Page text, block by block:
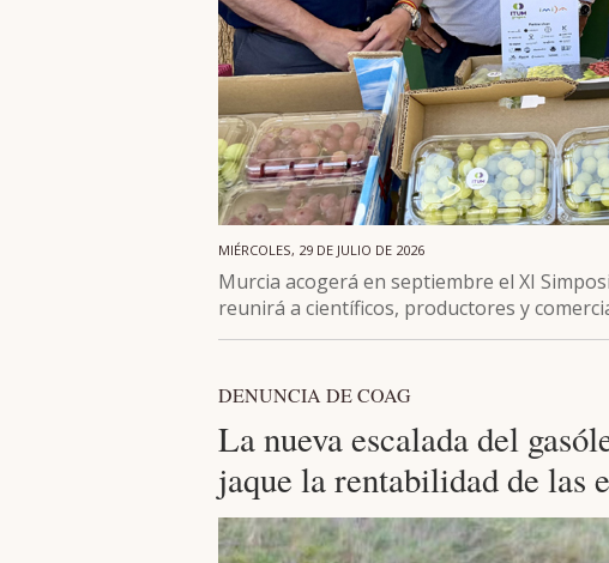
MIÉRCOLES, 29 DE JULIO DE 2026
Murcia acogerá en septiembre el XI
reunirá a científicos, productores y
DENUNCIA DE COAG
La nueva escalada del
jaque la rentabilidad de las